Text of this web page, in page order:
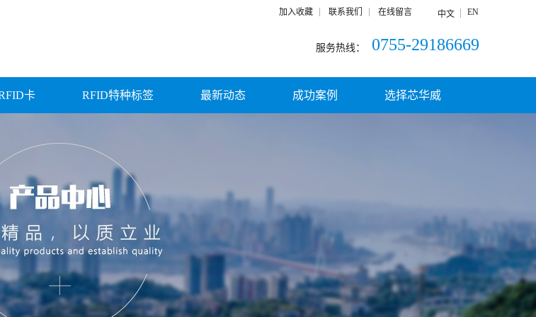
加入收藏 联系我们 在线留言 中文 EN
服务热线： 0755-29186669
卡 RFID特种标签 最新动态 成功案例 选择芯华威